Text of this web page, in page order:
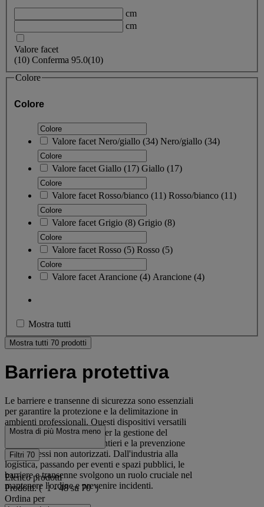
cm
cm
Valore facet
(10) Conferma 95.0(10)
Colore
Colore
Valore facet Nero/giallo (34) Nero/giallo (34)
Valore facet Giallo (17) Giallo (17)
Valore facet Rosso/bianco (11) Rosso/bianco (11)
Valore facet Grigio (8) Grigio (8)
Valore facet Rosso (5) Rosso (5)
Valore facet Arancione (4) Arancione (4)
Mostra tutti
Mostra tutti 70 prodotti
Barriera protettiva
Le barriere e transenne di sicurezza sono essenziali
per garantire la protezione e la delimitazione in
ambienti professionali. Questi dispositivi versatili
offrono soluzioni efficaci per la gestione del
traffico, la sicurezza nei cantieri e la prevenzione
degli accessi non autorizzati. Dall'industria alla
logistica, passando per eventi e spazi pubblici, le
barriere e transenne svolgono un ruolo cruciale nel
mantenere l'ordine e prevenire incidenti.
Mostra di più Mostra meno
Filtri 70
Elenco prodotti
Prodotti:( 1 - 48 su 70 )
Ordina per